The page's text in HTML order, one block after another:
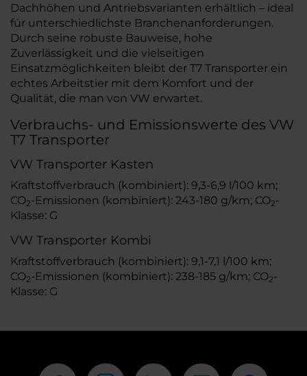
Dachhöhen und Antriebsvarianten erhältlich – ideal
für unterschiedlichste Branchenanforderungen.
Durch seine robuste Bauweise, hohe
Zuverlässigkeit und die vielseitigen
Einsatzmöglichkeiten bleibt der T7 Transporter ein
echtes Arbeitstier mit dem Komfort und der
Qualität, die man von VW erwartet.
Verbrauchs- und Emissionswerte des VW
T7 Transporter
VW Transporter Kasten
Kraftstoffverbrauch (kombiniert): 9,3-6,9 l/100 km;
CO2-Emissionen (kombiniert): 243-180 g/km; CO2-
Klasse: G
VW Transporter Kombi
Kraftstoffverbrauch (kombiniert): 9,1-7,1 l/100 km;
CO2-Emissionen (kombiniert): 238-185 g/km; CO2-
Klasse: G